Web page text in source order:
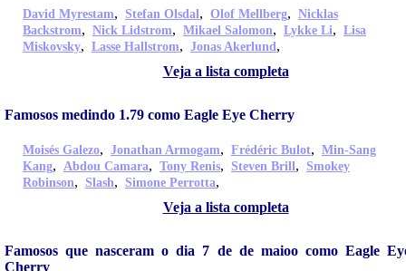
David Myrestam, Stefan Olsdal, Olof Mellberg, Nicklas
Backstrom, Nick Lidstrom, Mikael Salomon, Lykke Li, Lisa
Miskovsky, Lasse Hallstrom, Jonas Akerlund,
Veja a lista completa
Famosos medindo 1.79 como Eagle Eye Cherry
Moisés Galezo, Jonathan Armogam, Frédéric Bulot, Min-Sang
Kang, Abdou Camara, Tony Renis, Steven Brill, Smokey
Robinson, Slash, Simone Perrotta,
Veja a lista completa
Famosos que nasceram o dia 7 de de maioo como Eagle
Cherry